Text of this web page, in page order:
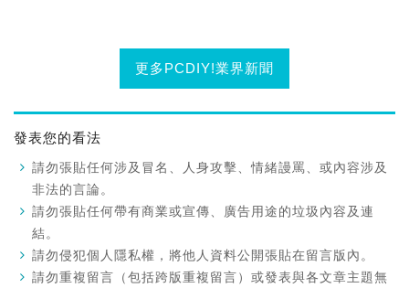
更多PCDIY!業界新聞
發表您的看法
請勿張貼任何涉及冒名、人身攻擊、情緒謾罵、或內容涉及
非法的言論。
請勿張貼任何帶有商業或宣傳、廣告用途的垃圾內容及連
結。
請勿侵犯個人隱私權，將他人資料公開張貼在留言版內。
請勿重複留言（包括跨版重複留言）或發表與各文章主題無